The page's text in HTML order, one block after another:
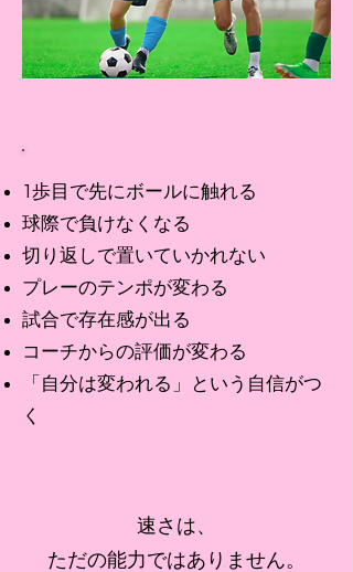
1歩目で先にボールに触れる
球際で負けなくなる
切り返しで置いていかれない
プレーのテンポが変わる
試合で存在感が出る
コーチからの評価が変わる
「自分は変われる」という自信がつ
く
速さは、
ただの能力ではありません。